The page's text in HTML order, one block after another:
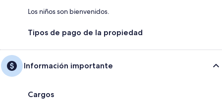
Los niños son bienvenidos.
Tipos de pago de la propiedad
Información importante
Cargos